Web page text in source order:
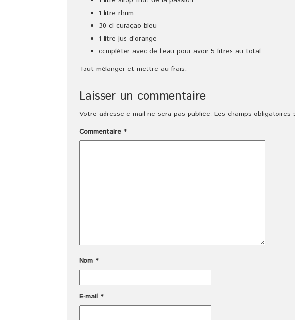
1 litre rhum
30 cl curaçao bleu
1 litre jus d’orange
compléter avec de l’eau pour avoir 5 litres au total
Tout mélanger et mettre au frais.
Laisser un commentaire
Votre adresse e-mail ne sera pas publiée. Les champs obligatoires
Commentaire *
Nom *
E-mail *